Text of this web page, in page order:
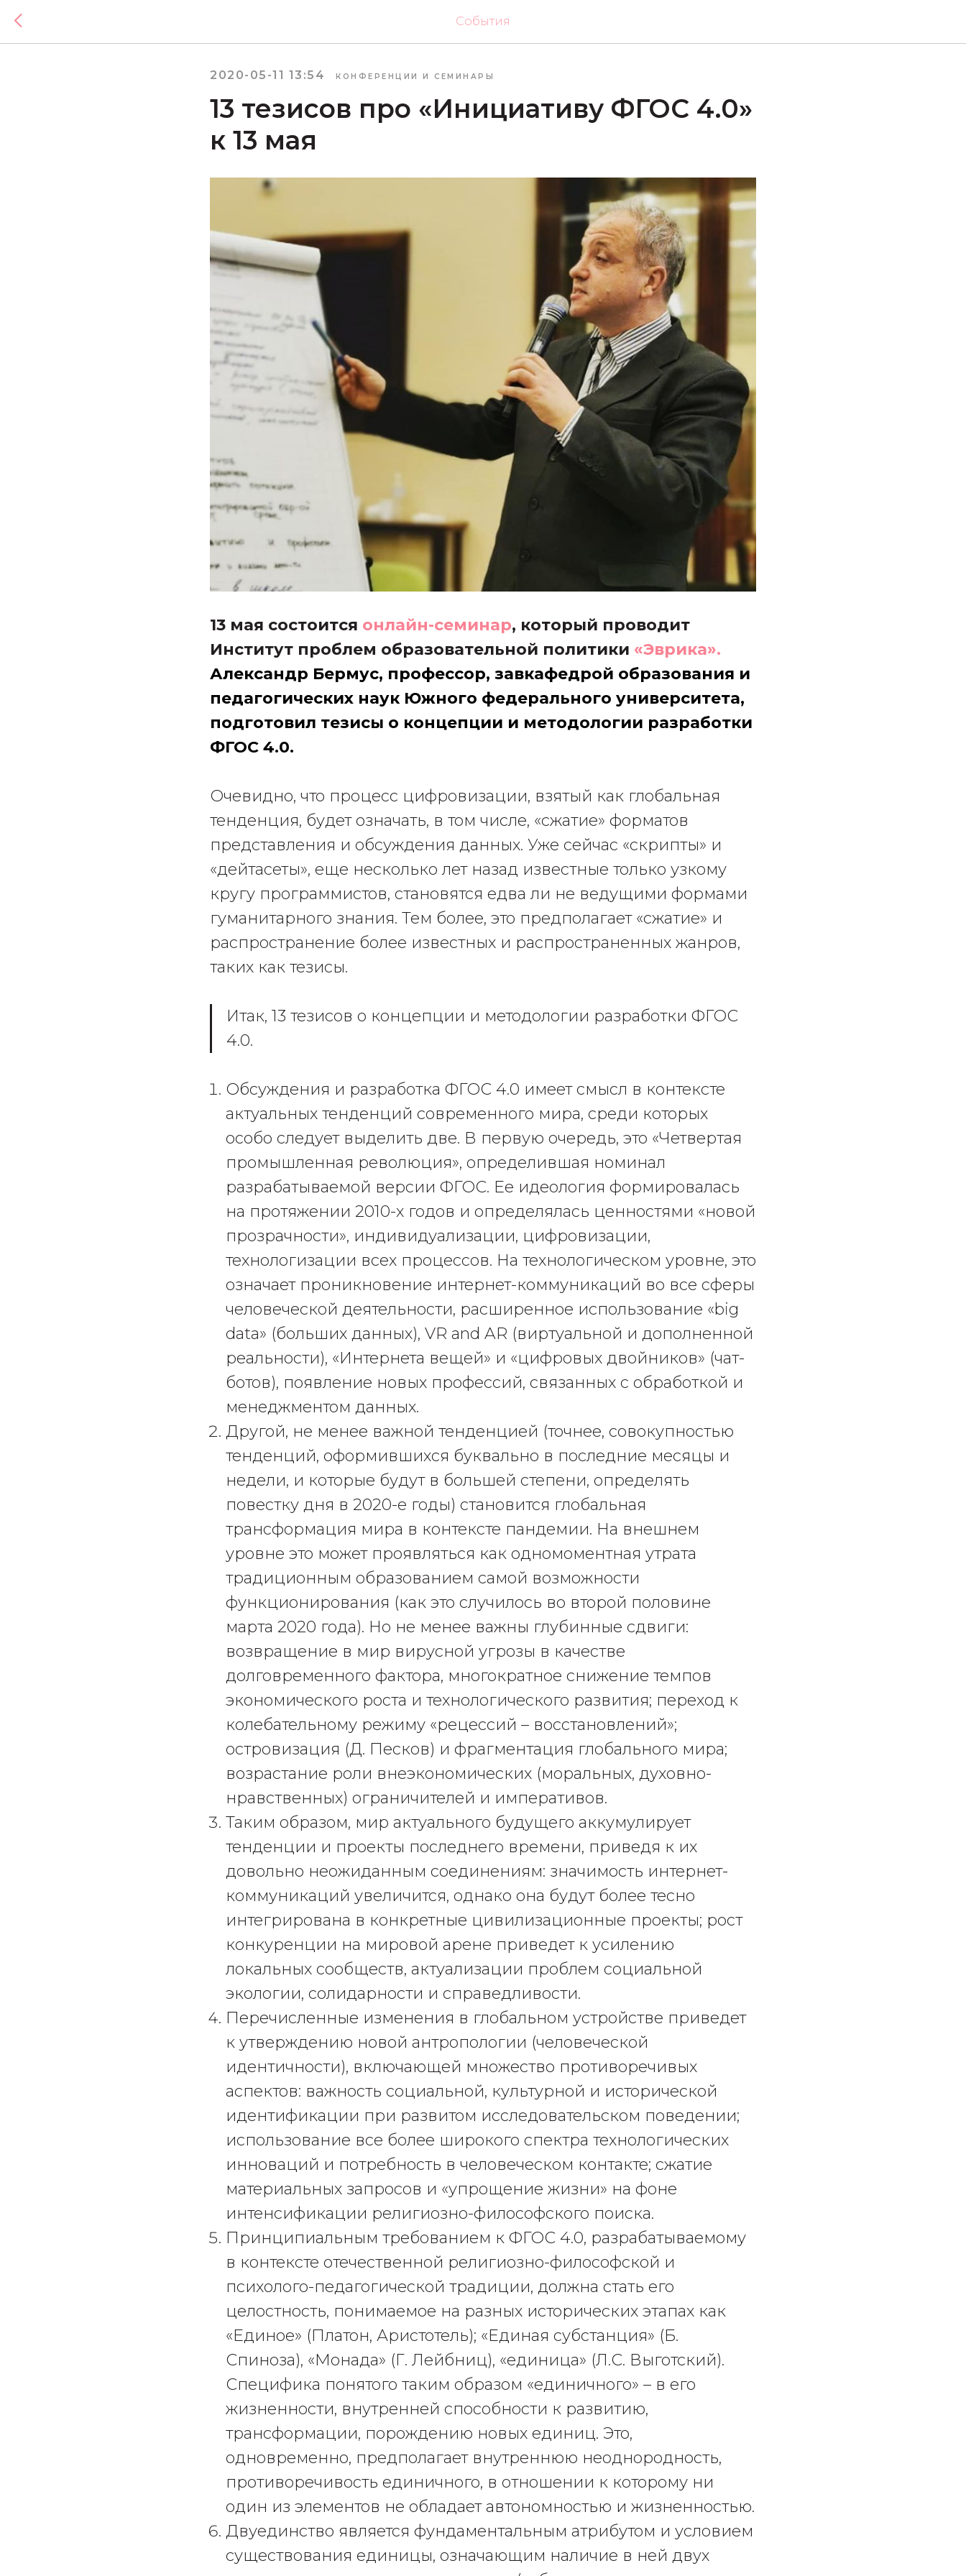
События
2020-05-11 13:54 КОНФЕРЕНЦИИ И СЕМИНАРЫ
13 тезисов про «Инициативу ФГОС 4.0»
к 13 мая
13 мая состоится онлайн-семинар, который проводит
Институт проблем образовательной политики «Эврика».
Александр Бермус, профессор, завкафедрой образования и
педагогических наук Южного федерального университета,
подготовил тезисы о концепции и методологии разработки
ФГОС 4.0.
Очевидно, что процесс цифровизации, взятый как глобальная
тенденция, будет означать, в том числе, «сжатие» форматов
представления и обсуждения данных. Уже сейчас «скрипты» и
«дейтасеты», еще несколько лет назад известные только узкому
кругу программистов, становятся едва ли не ведущими формами
гуманитарного знания. Тем более, это предполагает «сжатие» и
распространение более известных и распространенных жанров,
таких как тезисы.
Итак, 13 тезисов о концепции и методологии разработки ФГОС
4.0.
Обсуждения и разработка ФГОС 4.0 имеет смысл в контексте
актуальных тенденций современного мира, среди которых
особо следует выделить две. В первую очередь, это «Четвертая
промышленная революция», определившая номинал
разрабатываемой версии ФГОС. Ее идеология формировалась
на протяжении 2010-х годов и определялась ценностями «новой
прозрачности», индивидуализации, цифровизации,
технологизации всех процессов. На технологическом уровне, это
означает проникновение интернет-коммуникаций во все сферы
человеческой деятельности, расширенное использование «big
data» (больших данных), VR and AR (виртуальной и дополненной
реальности), «Интернета вещей» и «цифровых двойников» (чат-
ботов), появление новых профессий, связанных с обработкой и
менеджментом данных.
Другой, не менее важной тенденцией (точнее, совокупностью
тенденций, оформившихся буквально в последние месяцы и
недели, и которые будут в большей степени, определять
повестку дня в 2020-е годы) становится глобальная
трансформация мира в контексте пандемии. На внешнем
уровне это может проявляться как одномоментная утрата
традиционным образованием самой возможности
функционирования (как это случилось во второй половине
марта 2020 года). Но не менее важны глубинные сдвиги:
возвращение в мир вирусной угрозы в качестве
долговременного фактора, многократное снижение темпов
экономического роста и технологического развития; переход к
колебательному режиму «рецессий – восстановлений»;
островизация (Д. Песков) и фрагментация глобального мира;
возрастание роли внеэкономических (моральных, духовно-
нравственных) ограничителей и императивов.
Таким образом, мир актуального будущего аккумулирует
тенденции и проекты последнего времени, приведя к их
довольно неожиданным соединениям: значимость интернет-
коммуникаций увеличится, однако она будут более тесно
интегрирована в конкретные цивилизационные проекты; рост
конкуренции на мировой арене приведет к усилению
локальных сообществ, актуализации проблем социальной
экологии, солидарности и справедливости.
Перечисленные изменения в глобальном устройстве приведет
к утверждению новой антропологии (человеческой
идентичности), включающей множество противоречивых
аспектов: важность социальной, культурной и исторической
идентификации при развитом исследовательском поведении;
использование все более широкого спектра технологических
инноваций и потребность в человеческом контакте; сжатие
материальных запросов и «упрощение жизни» на фоне
интенсификации религиозно-философского поиска.
Принципиальным требованием к ФГОС 4.0, разрабатываемому
в контексте отечественной религиозно-философской и
психолого-педагогической традиции, должна стать его
целостность, понимаемое на разных исторических этапах как
«Единое» (Платон, Аристотель); «Единая субстанция» (Б.
Спиноза), «Монада» (Г. Лейбниц), «единица» (Л.С. Выготский).
Специфика понятого таким образом «единичного» – в его
жизненности, внутренней способности к развитию,
трансформации, порождению новых единиц. Это,
одновременно, предполагает внутреннюю неоднородность,
противоречивость единичного, в отношении к которому ни
один из элементов не обладает автономностью и жизненностью.
Двуединство является фундаментальным атрибутом и условием
существования единицы, означающим наличие в ней двух